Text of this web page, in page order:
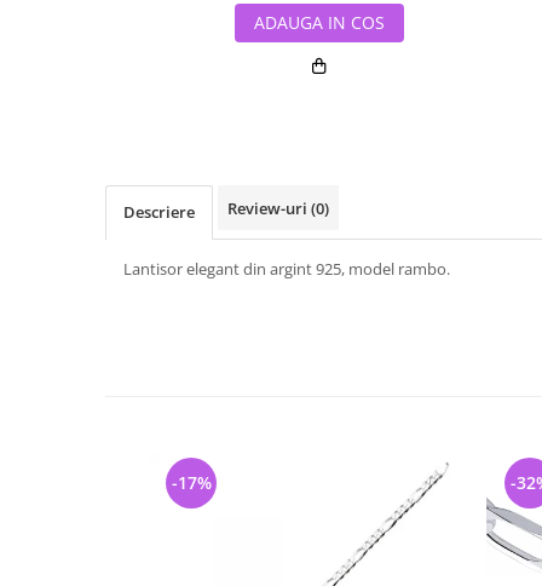
ADAUGA IN COS
Descriere Review-uri (0)
Lantisor elegant din argint 925, model rambo.
-17% -